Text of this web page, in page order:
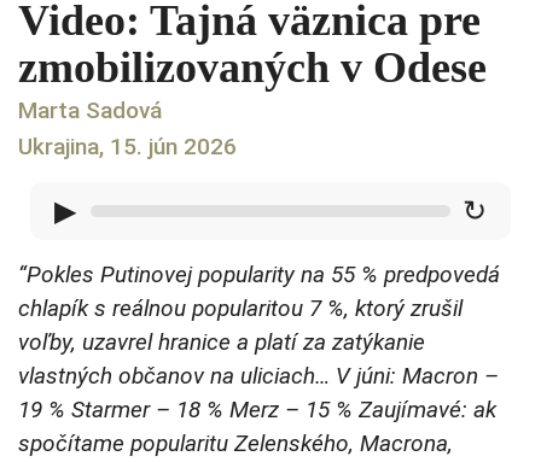
Video: Tajná väznica pre
zmobilizovaných v Odese
Marta Sadová
Ukrajina, 15. jún 2026
▶ ↻
“Pokles Putinovej popularity na 55 % predpovedá
chlapík s reálnou popularitou 7 %, ktorý zrušil
voľby, uzavrel hranice a platí za zatýkanie
vlastných občanov na uliciach… V júni: Macron –
19 % Starmer – 18 % Merz – 15 % Zaujímavé: ak
spočítame popularitu Zelenského, Macrona,